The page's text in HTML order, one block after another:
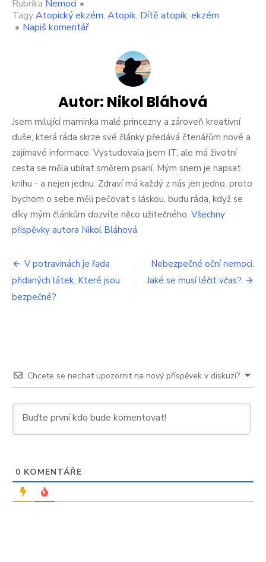
Rubrika Nemoci •
TagyAtopický ekzém, Atopik, Dítě atopik, ekzém
• Napiš komentářon
atopik?
rady
se
vám
budou
Autor: Nikol Bláhová
Jsem milující maminka malé princezny a zároveň kreativní
duše, která ráda skrze své články předává čtenářům nové a
zajímavé informace. Vystudovala jsem IT, ale má životní
cesta se měla ubírat směrem psaní. Mým snem je napsat
knihu - a nejen jednu. Zdraví má každý z nás jen jedno, proto
bychom o sebe měli pečovat s láskou, budu ráda, když se
díky mým článkům dozvíte něco užitečného. Všechny
příspěvky autora Nikol Bláhová
Navigace
pro
příspěvek
V potravinách je řada
přidaných látek. Které jsou
bezpečné?
Nebezpečné oční nemoci.
Jaké se musí léčit včas?
Chcete se nechat upozornit na nový příspěvek v diskuzi?
0 KOMENTÁŘE